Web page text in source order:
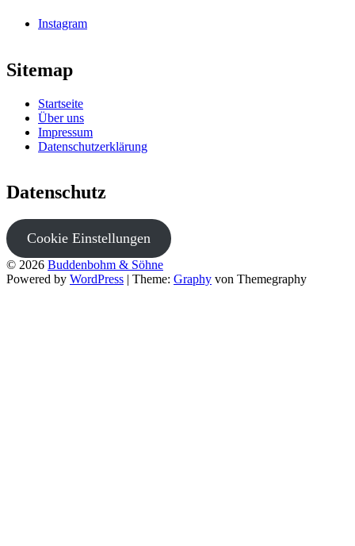
Instagram
Sitemap
Startseite
Über uns
Impressum
Datenschutzerklärung
Datenschutz
Cookie Einstellungen
© 2026 Buddenbohm & Söhne
Powered by WordPress | Theme: Graphy von Themegraphy